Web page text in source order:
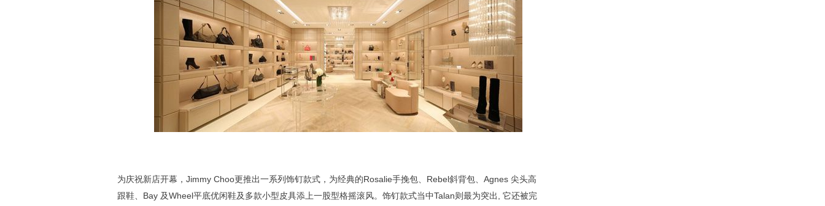
为庆祝新店开幕，Jimmy Choo更推出一系列饰钉款式，为经典的Rosalie手挽包、Rebel斜背包、Agnes 尖头高
跟鞋、Bay 及Wheel平底优闲鞋及多款小型皮具添上一股型格摇滚风。饰钉款式当中Talan则最为突出, 它还被完